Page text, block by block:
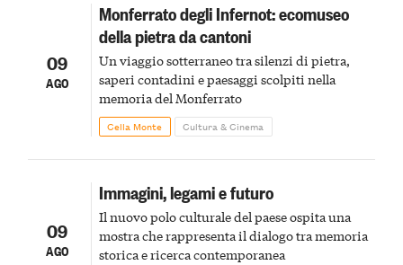
09
AGO
Monferrato degli Infernot: ecomuseo
della pietra da cantoni
Un viaggio sotterraneo tra silenzi di pietra,
saperi contadini e paesaggi scolpiti nella
memoria del Monferrato
Cella Monte Cultura & Cinema
09
AGO
Immagini, legami e futuro
Il nuovo polo culturale del paese ospita una
mostra che rappresenta il dialogo tra memoria
storica e ricerca contemporanea